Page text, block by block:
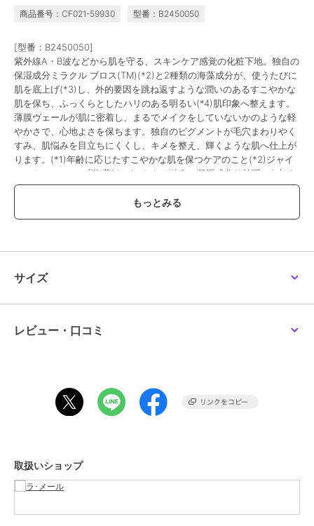
商品番号：CF021-59930 型番：B2450050
[型番：B2450050]
紫外線A・B波などから肌を守る、スキンケア感覚の化粧下地。独自の
保湿成分ミラクル ブロス(TM)(*2)と2種類の海藻成分が、使うたびに
肌を底上げ(*3)し、外的要因を跳ね返すような潤いのあるすこやかな
肌を保ち、ふっくらとしたハリのある明るい(*4)肌印象へ整えます。
薄膜ヴェールが肌に密着し、まるでメイクをしていないかのような軽
やかさで、心地よさを保ちます。独自のピグメントが毛穴まわりやく
すみ、肌悩みを目立ちにくくし、キメを整え、輝くような肌へ仕上が
ります。(*1)年齢に応じたすこやかな肌を保つケアのこと(*2)ジャイ
アント シーケルプ(海藻)などからなる独自の保湿成分(*3)潤いを与え
ること(*4)潤いを与えることによる＜メイクアップベース／30ml／1
ーーーーーーーーーーーーーー※価格改定のお知らせ2026年8月26日
年8月20日(木)までとさせていただきます。\n2026年8月9日(日)から
2026年8月20日(木)は、こちらで掲載の商品につきまして\nお届け日
受取りサービス、コンビ二・郵便局での受取サービスはご利用いただ
この商品は、不良品のみ返品を承ります
商品カテゴリ
性別タイプ
サイズ
レビュー・口コミ
取扱いショップ